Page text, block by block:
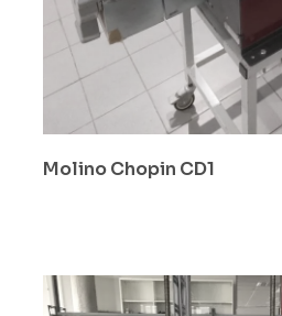
Molino Chopin CD1